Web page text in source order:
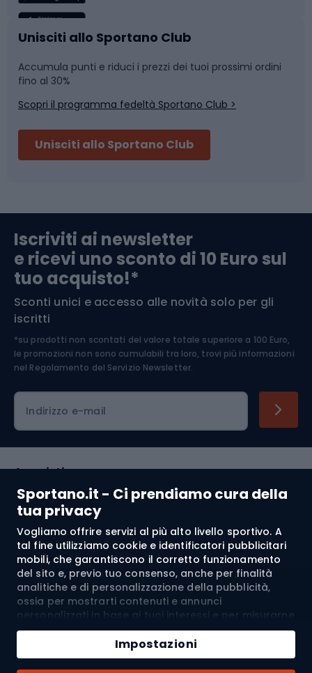
Sportano.it - Ci prendiamo cura della
tua privacy
Vogliamo offrire servizi al più alto livello sportivo. A
tal fine utilizziamo cookie e identificatori pubblicitari
mobili, che garantiscono il corretto funzionamento
del sito e, previo tuo consenso, anche per finalità
analitiche e di personalizzazione della pubblicità,
ossia per mostrarti contenuti e annunci
personalizzati in base ai tuoi interessi e per misurarne
l’efficacia. I cookie e gli identificatori pubblicitari
mobili possono essere utilizzati sia per attività
pubblicitarie personalizzate sia non personalizzate, a
Impostazioni
Quantità
Aggiungi al carrello
Caschi da ciclismo
Skitouring
Abbigliamento da escursionismo
Nuoto
Pattinaggio
Componenti per biciclette
Arrampicata
Medicina dello sport
Abbigliamento ciclistico
Unisciti allo Sportano Club
Accumula punti e riduci i prezzi dei tuoi prossimi ordini
fino al 30%
Scopri il programma fedeltà Sportano Club >
Unisciti allo Sportano Club
Iscriviti ai newsletter
e ricevi uno sconto di 10 Euro sul
tuo acquisto!*
Sconti unici e accesso alle novità solo per gli
iscritti
*su prodotti non scontati del valore totale superiore a 100 Euro,
le promozioni non sono cumulabili tra loro, trovi più informazioni
nel Regolamento del Servizio Newsletter.
Indirizzo e-mail
Acquisti
Servizio clienti
Regolamento
Chi siamo